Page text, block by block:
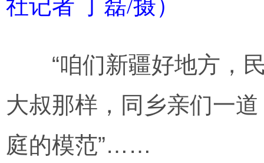
社记者 丁磊/摄）
“咱们新疆好地方，民
大叔那样，同乡亲们一
庭的模范”……